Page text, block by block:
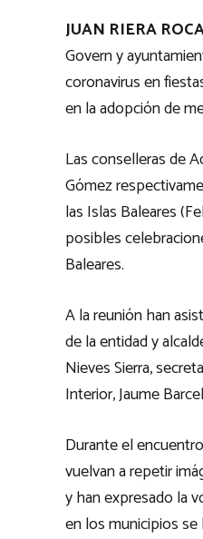
JUAN RIERA
Govern y
coronavirus en
en la adopción de
Las conselleras de
Gómez
las Islas Baleares
posibles
Baleares.
A la reunión han
de la entidad y
Nieves Sierra,
Interior, Jaume
Durante el
vuelvan a repetir
y han expresado la
en los municipios